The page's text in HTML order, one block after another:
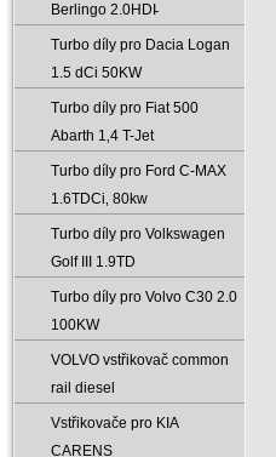
Berlingo 2.0HDI̵
Turbo díly pro Dacia Logan
1.5 dCi 50KW
Turbo díly pro Fiat 500
Abarth 1‚4 T-Jet
Turbo díly pro Ford C-MAX
1.6TDCi‚ 80kw
Turbo díly pro Volkswagen
Golf III 1.9TD
Turbo díly pro Volvo C30 2.0
100KW
VOLVO vstřikovač common
rail diesel
Vstřikovače pro KIA
CARENS